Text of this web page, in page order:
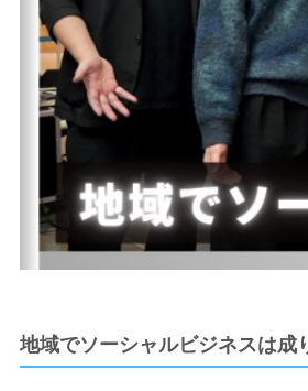
地域でソーシャルビジネスは成